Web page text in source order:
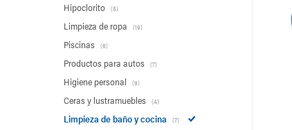
Hipoclorito (5)
Limpieza de ropa (19)
Piscinas (6)
Productos para autos (7)
Higiene personal (9)
Ceras y lustramuebles (4)
Limpieza de baño y cocina (7)